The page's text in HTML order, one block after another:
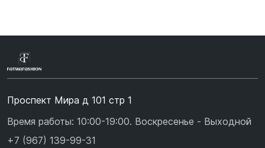
Проспект Мира д 101 стр 1
Время работы: 10:00-19:00. Воскресенье - Выходной
+7 (967) 139-99-31